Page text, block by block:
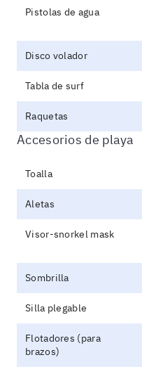
Pistolas de agua
Disco volador
Tabla de surf
Raquetas
Accesorios de playa
Toalla
Aletas
Visor-snorkel mask
Sombrilla
Silla plegable
Flotadores (para
brazos)